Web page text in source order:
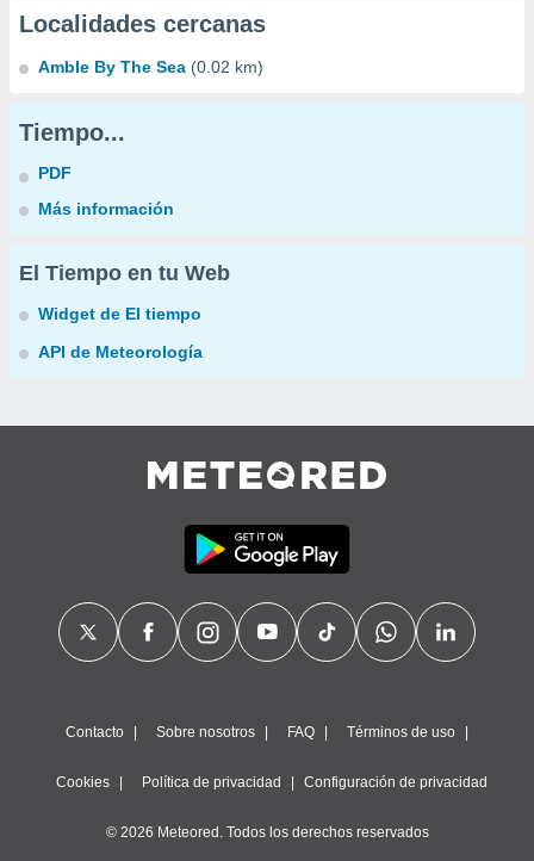
Localidades cercanas
Amble By The Sea (0.02 km)
Tiempo...
PDF
Más información
El Tiempo en tu Web
Widget de El tiempo
API de Meteorología
Contacto Sobre nosotros FAQ Términos de uso
Cookies Política de privacidad Configuración de privacidad
© 2026 Meteored. Todos los derechos reservados